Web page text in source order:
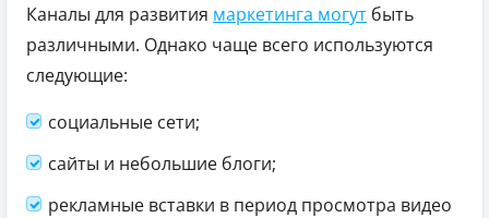
Каналы для развития маркетинга могут быть
различными. Однако чаще всего используются
следующие:
социальные сети;
сайты и небольшие блоги;
рекламные вставки в период просмотра видео